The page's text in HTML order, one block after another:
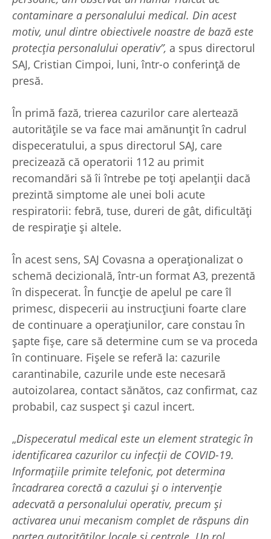
contaminare a personalului medical. Din acest
motiv, unul dintre obiectivele noastre de bază este
protecția personalului operativ”, a spus directorul
SAJ, Cristian Cimpoi, luni, într-o conferință de
presă.
În primă fază, trierea cazurilor care alertează
autoritățile se va face mai amănunțit în cadrul
dispeceratului, a spus directorul SAJ, care
precizează că operatorii 112 au primit
recomandări să îi întrebe pe toți apelanții dacă
prezintă simptome ale unei boli acute
respiratorii: febră, tuse, dureri de gât, dificultăți
de respirație și altele.
În acest sens, SAJ Covasna a operaționalizat o
schemă decizională, într-un format A3, prezentă
în dispecerat. În funcție de apelul pe care îl
primesc, dispecerii au instrucțiuni foarte clare
de continuare a operațiunilor, care constau în
șapte fișe, care să determine cum se va proceda
în continuare. Fișele se referă la: cazurile
carantinabile, cazurile unde este necesară
autoizolarea, contact sănătos, caz confirmat, caz
probabil, caz suspect și cazul incert.
„Dispeceratul medical este un element strategic în
identificarea cazurilor cu infecții de COVID-19.
Informațiile primite telefonic, pot determina
încadrarea corectă a cazului și o intervenție
adecvată a personalului operativ, precum și
activarea unui mecanism complet de răspuns din